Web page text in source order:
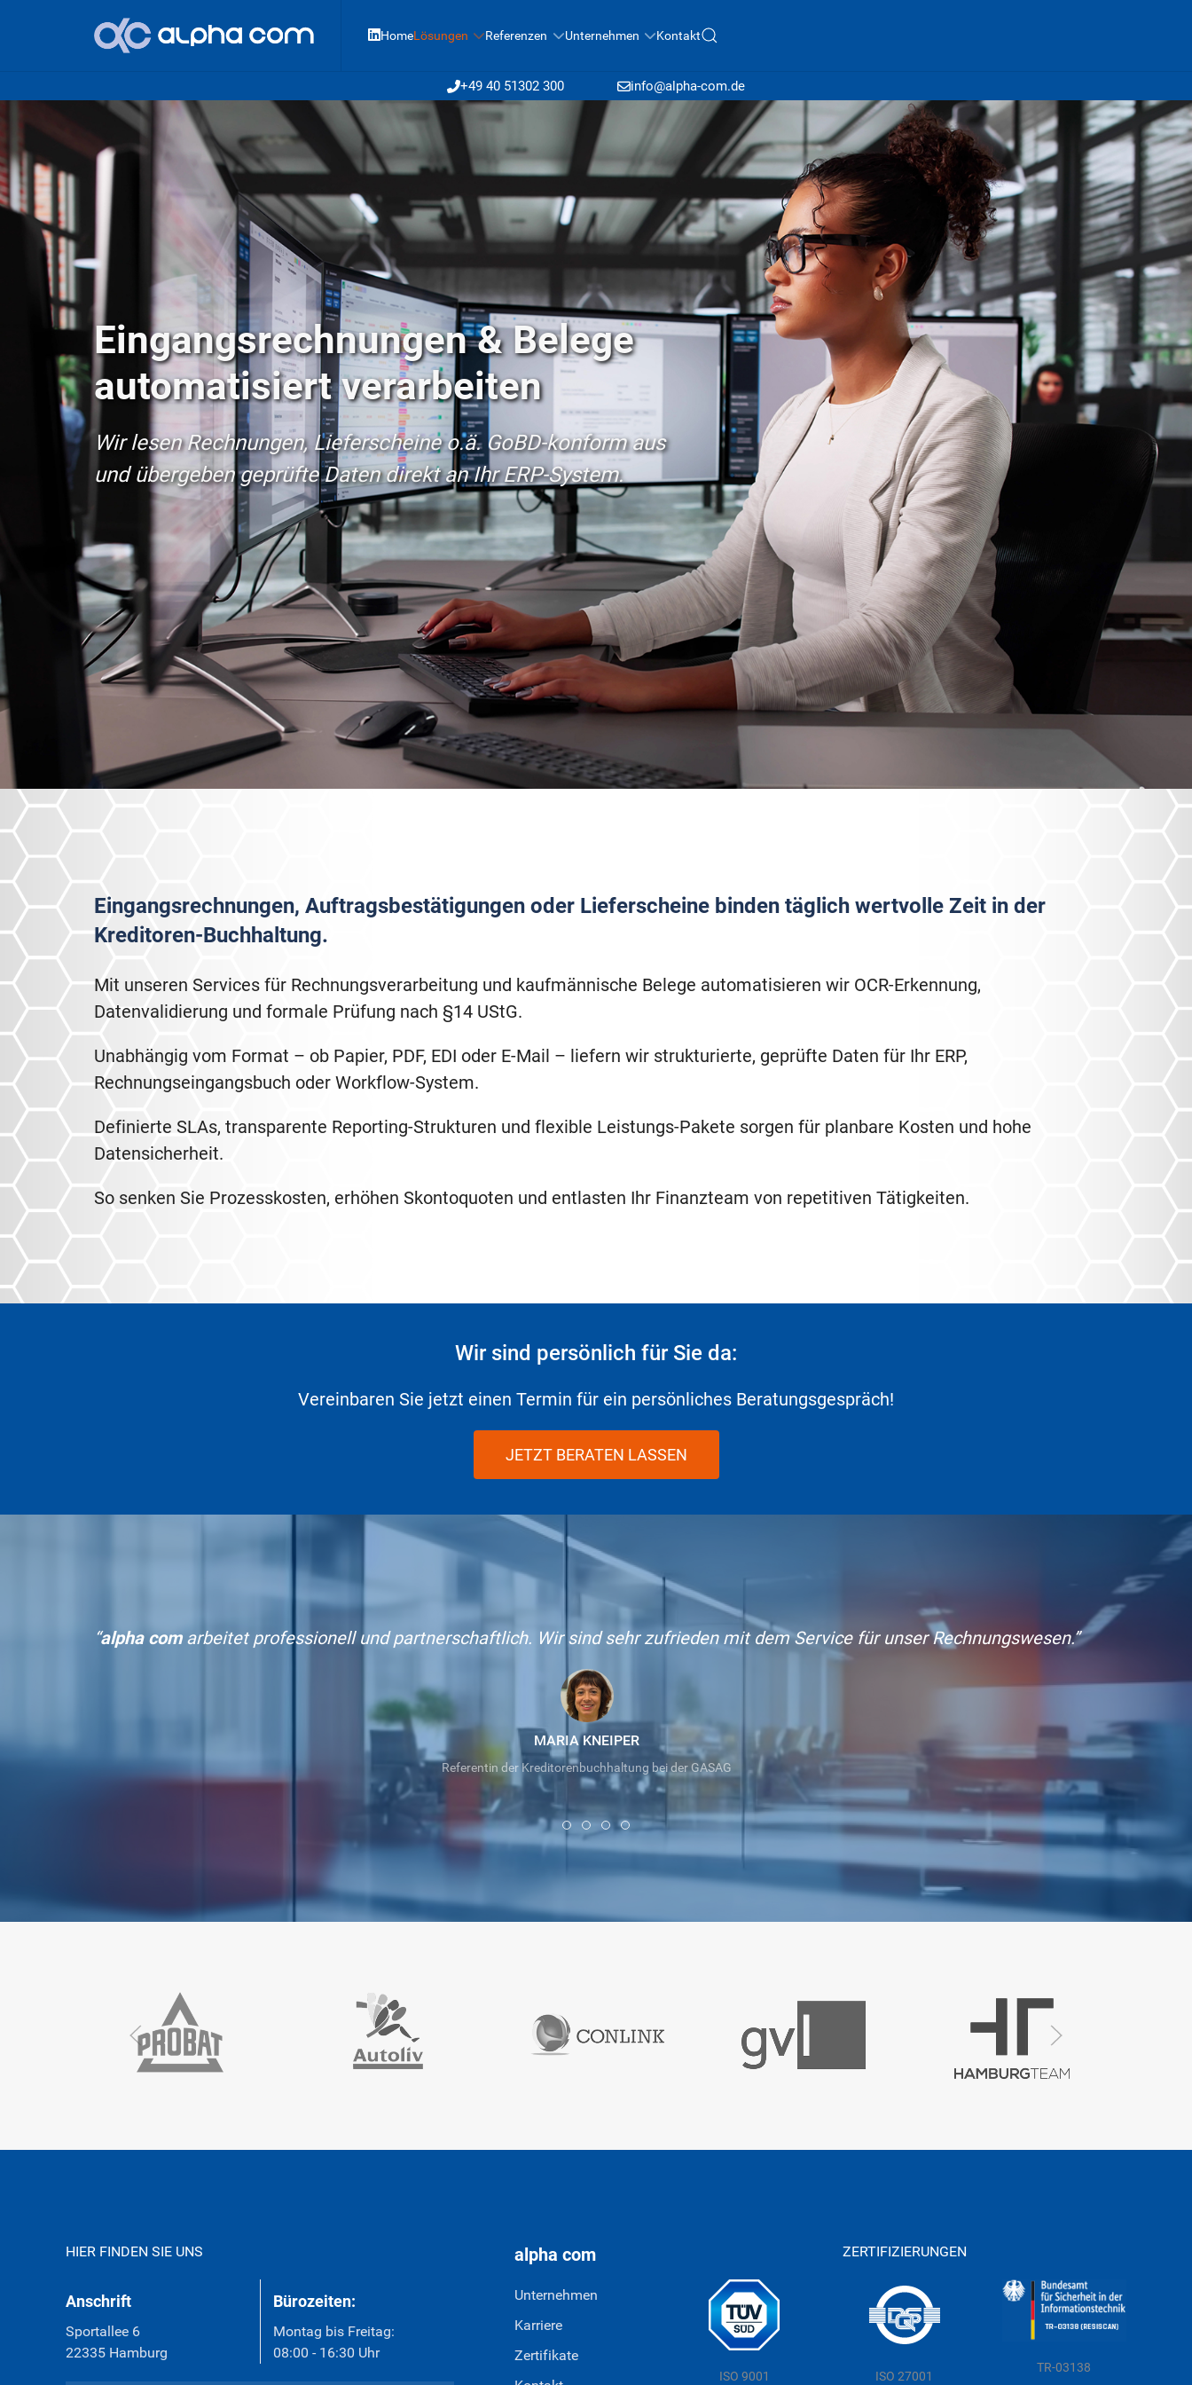
HomeLösungen Referenzen Unternehmen Kontakt
+49 40 51302 300 info@alpha-com.de
Eingangsrechnungen & Belege
automatisiert verarbeiten
Wir lesen Rechnungen, Lieferscheine o.ä. GoBD-konform aus
und übergeben geprüfte Daten direkt an Ihr ERP-System.
Eingangsrechnungen, Auftragsbestätigungen oder Lieferscheine binden täglich wertvolle Zeit in der
Kreditoren-Buchhaltung.
Mit unseren Services für Rechnungsverarbeitung und kaufmännische Belege automatisieren wir OCR-Erkennung,
Datenvalidierung und formale Prüfung nach §14 UStG.
Unabhängig vom Format – ob Papier, PDF, EDI oder E-Mail – liefern wir strukturierte, geprüfte Daten für Ihr ERP,
Rechnungseingangsbuch oder Workflow-System.
Definierte SLAs, transparente Reporting-Strukturen und flexible Leistungs-Pakete sorgen für planbare Kosten und hohe
Datensicherheit.
So senken Sie Prozesskosten, erhöhen Skontoquoten und entlasten Ihr Finanzteam von repetitiven Tätigkeiten.
Wir sind persönlich für Sie da:
Vereinbaren Sie jetzt einen Termin für ein persönliches Beratungsgespräch!
JETZT BERATEN LASSEN
“alpha comarbeitet professionell und partnerschaftlich. Wir sind sehr zufrieden mit dem Service für unser Rechnungswesen.”
MARIA KNEIPER
Referentin der Kreditorenbuchhaltung bei der GASAG
HIER FINDEN SIE UNS
Anschrift
Sportallee 6
22335 Hamburg
Bürozeiten:
Montag bis Freitag:
08:00 - 16:30 Uhr
alpha com
Unternehmen
Karriere
Zertifikate
ZERTIFIZIERUNGEN
ISO 9001 ISO 27001
TR-03138